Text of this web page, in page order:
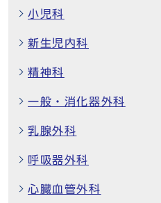
小児科
新生児内科
精神科
一般・消化器外科
乳腺外科
呼吸器外科
心臓血管外科